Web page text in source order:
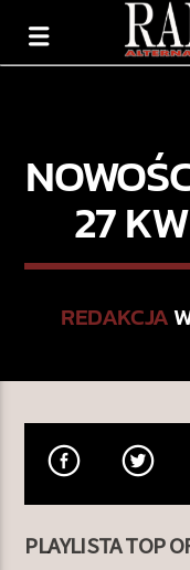
CLOWNS
GOLDFRAPP
27
REDAKCJA
PLAYLISTA TOP